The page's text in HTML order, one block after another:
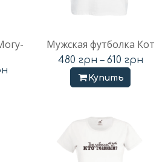
Мужская футболка Кот
480 грн – 610 грн
Купить